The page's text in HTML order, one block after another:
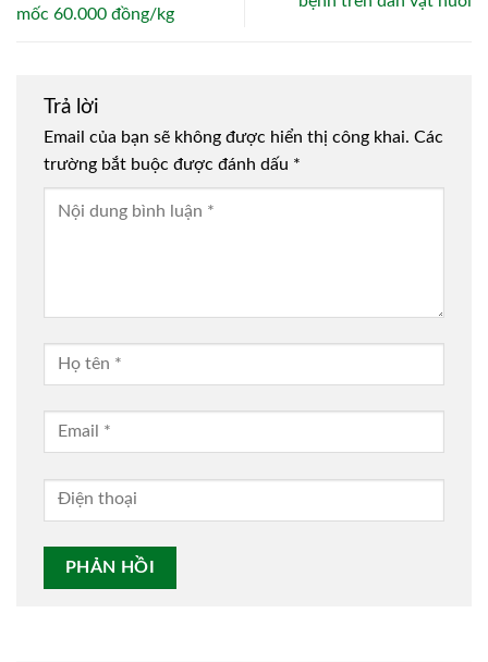
mốc 60.000 đồng/kg
Trả lời
Email của bạn sẽ không được hiển thị công khai. Các
trường bắt buộc được đánh dấu *